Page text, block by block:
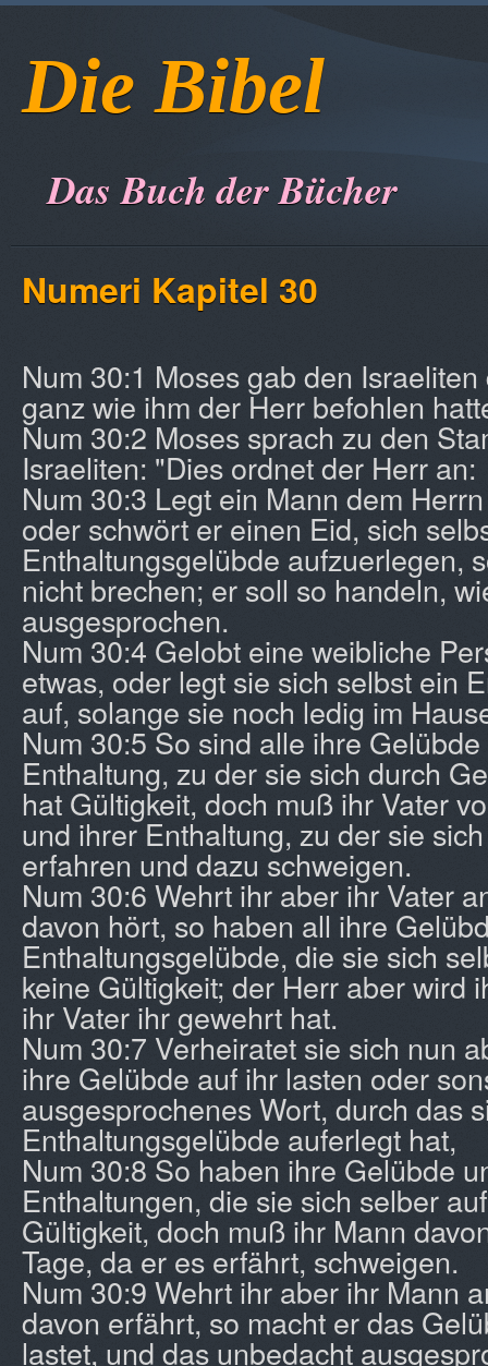
Die Bibel
Das Buch der Bücher
Numeri Kapitel 30
Num 30:1 Moses gab den
ganz wie ihm der Herr befohlen
Num 30:2 Moses sprach zu den
Israeliten: "Dies ordnet der Herr an:
Num 30:3 Legt ein Mann dem
oder schwört er einen Eid, sich
Enthaltungsgelübde aufzuerlegen,
nicht brechen; er soll so handeln,
ausgesprochen.
Num 30:4 Gelobt eine weibliche
etwas, oder legt sie sich selbst ein
auf, solange sie noch ledig im
Num 30:5 So sind alle ihre
Enthaltung, zu der sie sich durch
hat Gültigkeit, doch muß ihr Vater
und ihrer Enthaltung, zu der sie
erfahren und dazu schweigen.
Num 30:6 Wehrt ihr aber ihr Vater
davon hört, so haben all ihre
Enthaltungsgelübde, die sie sich
keine Gültigkeit; der Herr aber wird
ihr Vater ihr gewehrt hat.
Num 30:7 Verheiratet sie sich nun
ihre Gelübde auf ihr lasten oder
ausgesprochenes Wort, durch das
Enthaltungsgelübde auferlegt hat,
Num 30:8 So haben ihre Gelübde
Enthaltungen, die sie sich selber
Gültigkeit, doch muß ihr Mann
Tage, da er es erfährt, schweigen.
Num 30:9 Wehrt ihr aber ihr Mann
davon erfährt, so macht er das
lastet, und das unbedacht